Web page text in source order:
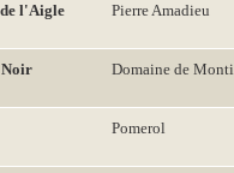
l'Aigle Pierre Amadieu
Noir Domaine de
Pomerol